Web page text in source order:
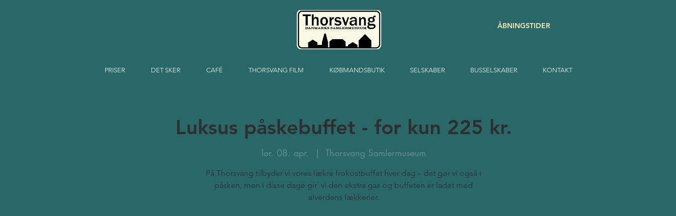
ÅBNINGSTIDER
PRISER DET SKER CAFÉ THORSVANG FILM KØBMANDSBUTIK SELSKABER BUSSELSKABER KONTAKT
Luksus påskebuffet - for kun 225 kr.
lør. 08. apr.
  |
Thorsvang Samlermuseum
På Thorsvang tilbyder vi vores lækre frokostbuffet hver dag – det gør vi også i
påsken, men i disse dage gir´ vi den ekstra gas og buffeten er ladet med
alverdens lækkerier.